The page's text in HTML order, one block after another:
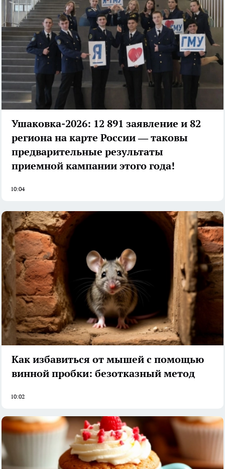
Ушаковка-2026: 12 891 заявление и 82
региона на карте России — таковы
предварительные результаты
приемной кампании этого года!
10:04
Как избавиться от мышей с помощью
винной пробки: безотказный метод
10:02